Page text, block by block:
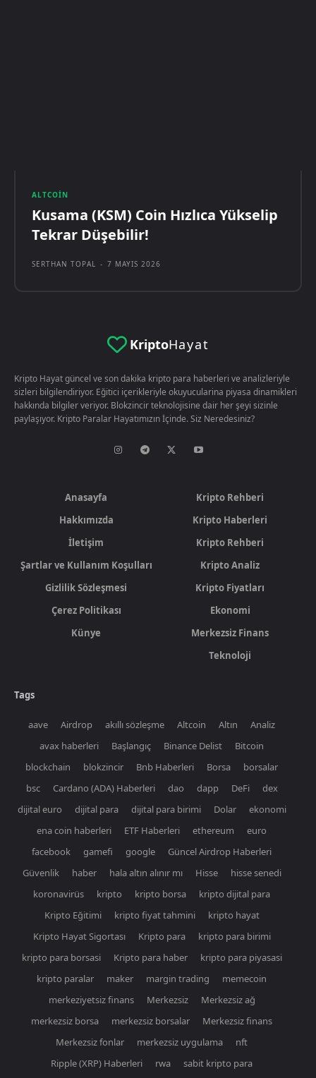
ALTCOIN
Kusama (KSM) Coin Hızlıca Yükselip
Tekrar Düşebilir!
SERTHAN TOPAL - 7 MAYIS 2026
KriptoHayat
Kripto Hayat güncel ve son dakika kripto para haberleri ve analizleriyle
sizleri bilgilendiriyor. Eğitici içerikleriyle okuyucularina piyasa dinamikleri
hakkında bilgiler veriyor. Blokzincir teknolojisine dair her şeyi sizinle
paylaşıyor. Kripto Paralar Hayatımızın İçinde. Siz Neredesiniz?
Anasayfa
Hakkımızda
İletişim
Şartlar ve Kullanım Koşulları
Gizlilik Sözleşmesi
Çerez Politikası
Künye
Kripto Rehberi
Kripto Haberleri
Kripto Rehberi
Kripto Analiz
Kripto Fiyatları
Ekonomi
Merkezsiz Finans
Teknoloji
Tags
aave Airdrop akıllı sözleşme Altcoin Altın
Analiz
avax haberleri
Başlangıç Binance Delist
Bitcoin
blockchain
blokzincir Bnb Haberleri Borsa
borsalar
bsc
Cardano (ADA) Haberleri dao dapp DeFi
dex
dijital euro
dijital para dijital para birimi Dolar
ekonomi
ena coin haberleri
ETF Haberleri ethereum
euro
facebook
gamefi google
Güncel Airdrop Haberleri
Güvenlik
haber hala altın alınır mı Hisse
hisse senedi
koronavirüs
kripto kripto borsa
kripto dijital para
Kripto Eğitimi
kripto fiyat tahmini
kripto hayat
Kripto Hayat Sigortası
Kripto para
kripto para birimi
kripto para borsasi
Kripto para haber
kripto para piyasasi
kripto paralar
maker margin trading
memecoin
merkeziyetsiz finans
Merkezsiz
Merkezsiz ağ
merkezsiz borsa
merkezsiz borsalar
Merkezsiz finans
Merkezsiz fonlar
merkezsiz uygulama
nft
Ripple (XRP) Haberleri
rwa
sabit kripto para